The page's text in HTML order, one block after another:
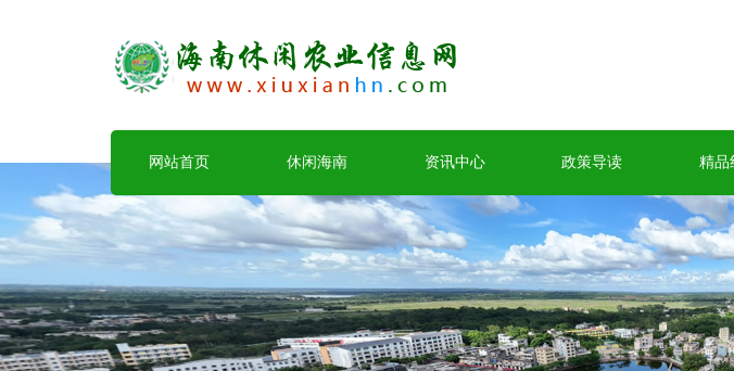
网站首页 休闲海南 资讯中心 政策导读 精品